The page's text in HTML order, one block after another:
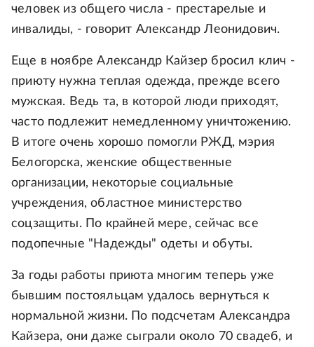
человек из общего числа - престарелые и
инвалиды, - говорит Александр Леонидович.
Еще в ноябре Александр Кайзер бросил клич -
приюту нужна теплая одежда, прежде всего
мужская. Ведь та, в которой люди приходят,
часто подлежит немедленному уничтожению.
В итоге очень хорошо помогли РЖД, мэрия
Белогорска, женские общественные
организации, некоторые социальные
учреждения, областное министерство
соцзащиты. По крайней мере, сейчас все
подопечные "Надежды" одеты и обуты.
За годы работы приюта многим теперь уже
бывшим постояльцам удалось вернуться к
нормальной жизни. По подсчетам Александра
Кайзера, они даже сыграли около 70 свадеб, и